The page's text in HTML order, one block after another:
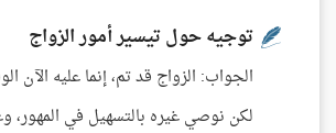
توجيه حول تيسير أمور الزواج
الجواب: الزواج قد تم، إنما عليه الآن
لكن نوصي غيره بالتسهيل في المهور،